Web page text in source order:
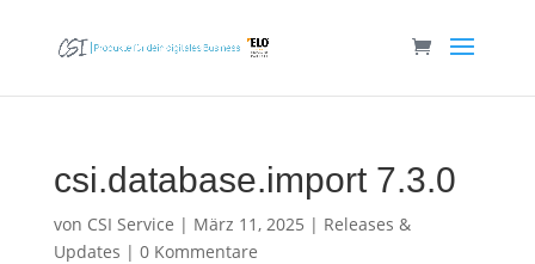
csi.database.import 7.3.0
von CSI Service | März 11, 2025 | Releases &
Updates | 0 Kommentare